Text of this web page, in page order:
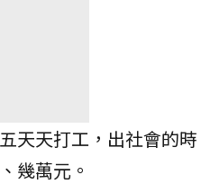
天天打工，出社會的時
幾萬元。